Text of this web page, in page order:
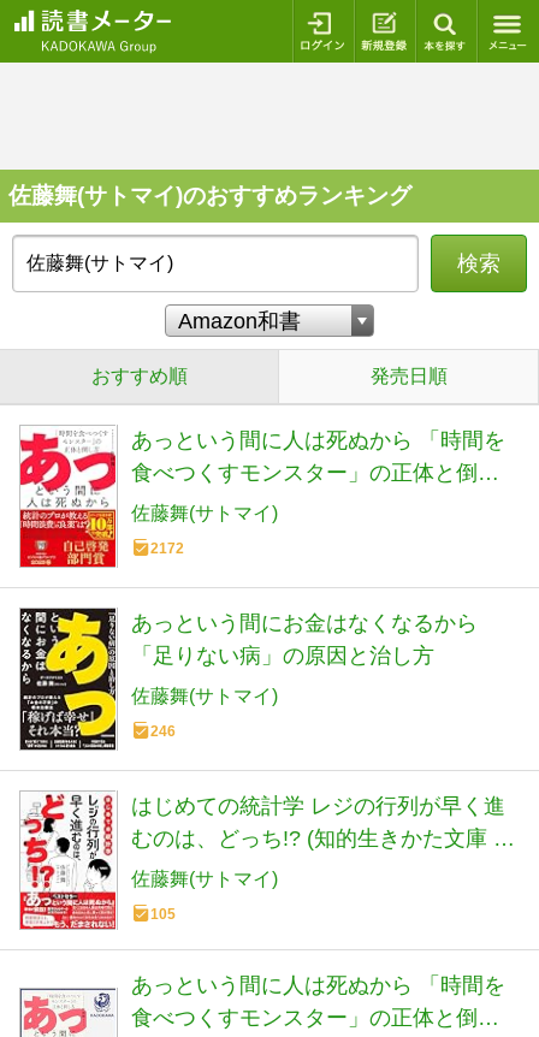
ログイン 新規登録
佐藤舞(サトマイ)のおすすめランキング
検索
おすすめ順 発売日順
あっという間に人は死ぬから 「時間を
食べつくすモンスター」の正体と倒し
方
佐藤舞(サトマイ)
2172
あっという間にお金はなくなるから
「足りない病」の原因と治し方
佐藤舞(サトマイ)
246
はじめての統計学 レジの行列が早く進
むのは、どっち!? (知的生きかた文庫 さ
59-1)
佐藤舞(サトマイ)
105
あっという間に人は死ぬから 「時間を
食べつくすモンスター」の正体と倒し